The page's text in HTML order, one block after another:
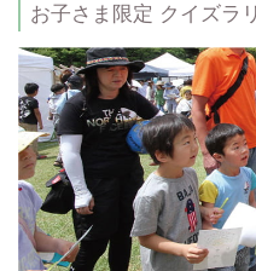
お子さま限定 クイズラ